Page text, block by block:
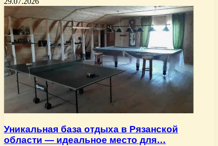
Уникальная база отдыха в Рязанской
области — идеальное место для…